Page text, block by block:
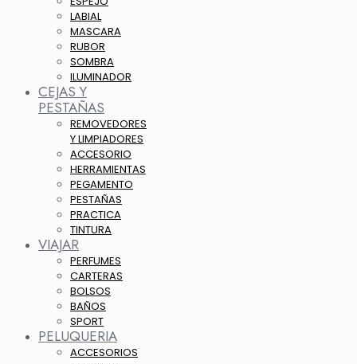
LABIAL
MASCARA
RUBOR
SOMBRA
ILUMINADOR
CEJAS Y
PESTAÑAS
REMOVEDORES
Y LIMPIADORES
ACCESORIO
HERRAMIENTAS
PEGAMENTO
PESTAÑAS
PRACTICA
TINTURA
VIAJAR
PERFUMES
CARTERAS
BOLSOS
BAÑOS
SPORT
PELUQUERIA
ACCESORIOS